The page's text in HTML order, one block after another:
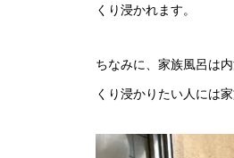
くり浸かれます。
ちなみに、家族風呂は
くり浸かりたい人には